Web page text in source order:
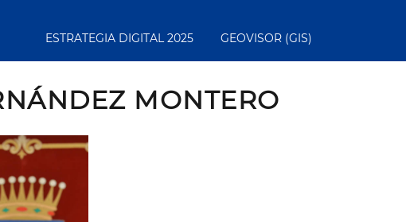
ESTRATEGIA DIGITAL 2025 GEOVISOR (GIS)
MONTERO